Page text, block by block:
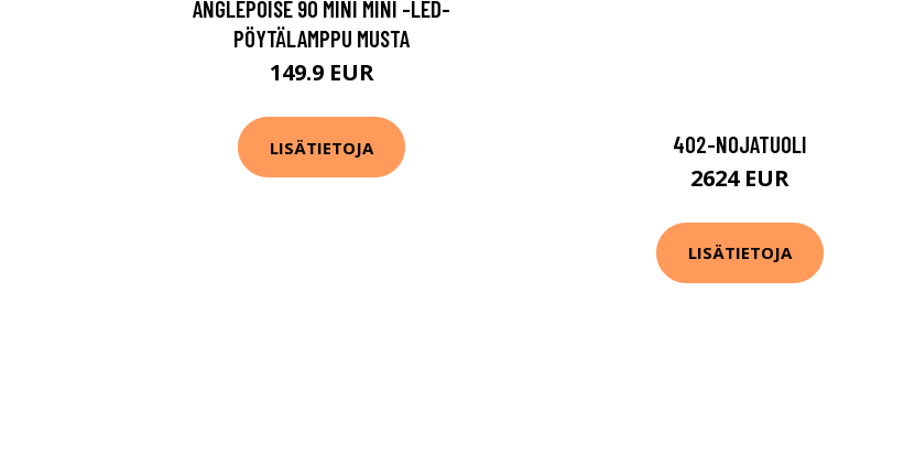
ANGLEPOISE 90 MINI MINI -LED-
PÖYTÄLAMPPU MUSTA
149.9 EUR
LISÄTIETOJA 402-NOJATUOLI
2624 EUR
LISÄTIETOJA